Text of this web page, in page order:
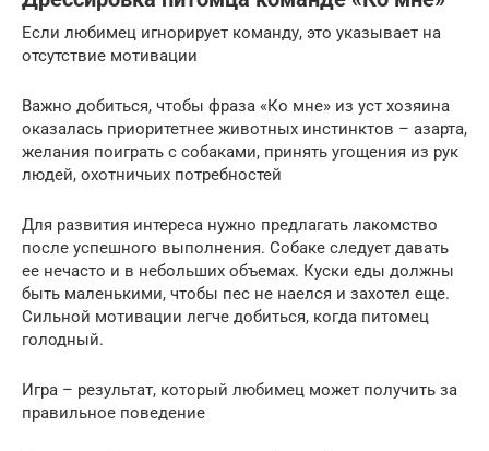
Если любимец игнорирует команду, это указывает на
отсутствие мотивации
Важно добиться, чтобы фраза «Ко мне» из уст хозяина
оказалась приоритетнее животных инстинктов – азарта,
желания поиграть с собаками, принять угощения из рук
людей, охотничьих потребностей
Для развития интереса нужно предлагать лакомство
после успешного выполнения. Собаке следует давать
ее нечасто и в небольших объемах. Куски еды должны
быть маленькими, чтобы пес не наелся и захотел еще.
Сильной мотивации легче добиться, когда питомец
голодный.
Игра – результат, который любимец может получить за
правильное поведение